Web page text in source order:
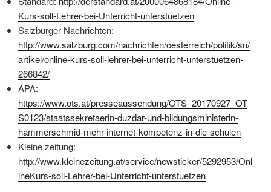
Kurs-soll-Lehrer-bei-Unterricht-unterstuetzen
Salzburger Nachrichten:
http://www.salzburg.com/nachrichten/oesterreich/politik/sn/
artikel/online-kurs-soll-lehrer-bei-unterricht-unterstuetzen-
266842/
APA:
https://www.ots.at/presseaussendung/OTS_20170927_OT
S0123/staatssekretaerin-duzdar-und-bildungsministerin-
hammerschmid-mehr-internet-kompetenz-in-die-schulen
Kleine zeitung:
http://www.kleinezeitung.at/service/newsticker/5292953/Onl
ineKurs-soll-Lehrer-bei-Unterricht-unterstuetzen